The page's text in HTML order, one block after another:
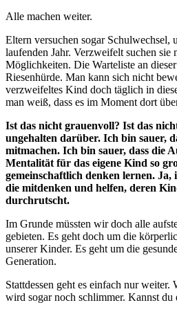
Alle machen weiter.
Eltern versuchen sogar Schulwechsel,
laufenden Jahr. Verzweifelt suchen sie
Möglichkeiten. Die Warteliste an
Riesenhürde. Man kann sich nicht
verzweifeltes Kind doch täglich in
man weiß, dass es im Moment dort
Ist das nicht grauenvoll? Ist das
ungehalten darüber. Ich bin sauer,
mitmachen. Ich bin sauer, dass die
Mentalität für das eigene Kind so
gemeinschaftlich denken lernen. Ja,
die mitdenken und helfen, deren
durchrutscht.
Im Grunde müssten wir doch alle
gebieten. Es geht doch um die
unserer Kinder. Es geht um die
Generation.
Stattdessen geht es einfach nur weiter.
wird sogar noch schlimmer. Kannst du